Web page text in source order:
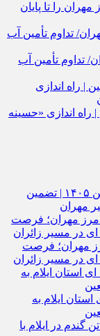
را تا پایان
مهران/ تداوم تأمین آب
اندازی «حسینه
تلاش جهادی آب و فاضلاب ایلام در اربعین ۱۴۰۵ | تضمین
مهران؛ فرصت‌
در مسیر زائران
ایلام به‌